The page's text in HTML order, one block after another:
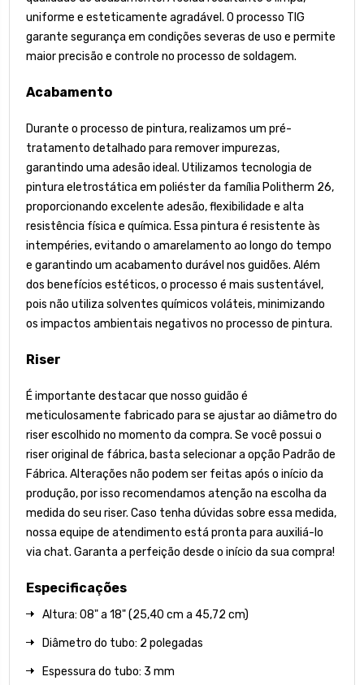
uniforme e esteticamente agradável. O processo TIG
garante segurança em condições severas de uso e permite
maior precisão e controle no processo de soldagem.
Acabamento
Durante o processo de pintura, realizamos um pré-
tratamento detalhado para remover impurezas,
garantindo uma adesão ideal. Utilizamos tecnologia de
pintura eletrostática em poliéster da família Politherm 26,
proporcionando excelente adesão, flexibilidade e alta
resistência física e química. Essa pintura é resistente às
intempéries, evitando o amarelamento ao longo do tempo
e garantindo um acabamento durável nos guidões. Além
dos benefícios estéticos, o processo é mais sustentável,
pois não utiliza solventes químicos voláteis, minimizando
os impactos ambientais negativos no processo de pintura.
Riser
É importante destacar que nosso guidão é
meticulosamente fabricado para se ajustar ao diâmetro do
riser escolhido no momento da compra. Se você possui o
riser original de fábrica, basta selecionar a opção Padrão de
Fábrica. Alterações não podem ser feitas após o início da
produção, por isso recomendamos atenção na escolha da
medida do seu riser. Caso tenha dúvidas sobre essa medida,
nossa equipe de atendimento está pronta para auxiliá-lo
via chat. Garanta a perfeição desde o início da sua compra!
Especificações
Altura: 08" a 18" (25,40 cm a 45,72 cm)
Diâmetro do tubo: 2 polegadas
Espessura do tubo: 3 mm